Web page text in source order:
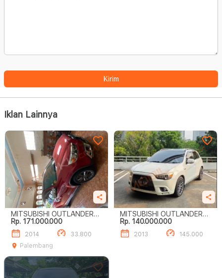
Kirim
Iklan Lainnya
MITSUBISHI OUTLANDER
SPORT 2.0L PX
Rp. 171.000.000
2014
33.800
Palembang
MITSUBISHI OUTLANDER
SPORT 2.0L PX
Rp. 140.000.000
2013 145.000